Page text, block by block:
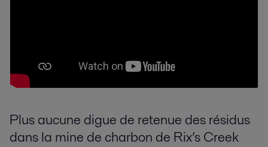
Plus aucune digue de retenue des résidus
dans la mine de charbon de Rix’s Creek